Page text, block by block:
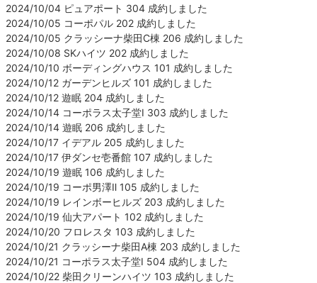
2024/10/04 ピュアポート 304 成約しました
2024/10/05 コーポパル 202 成約しました
2024/10/05 クラッシーナ柴田C棟 206 成約しました
2024/10/08 SKハイツ 202 成約しました
2024/10/10 ボーディングハウス 101 成約しました
2024/10/12 ガーデンヒルズ 101 成約しました
2024/10/12 遊眠 204 成約しました
2024/10/14 コーポラス太子堂Ⅰ 303 成約しました
2024/10/14 遊眠 206 成約しました
2024/10/17 イデアル 205 成約しました
2024/10/17 伊ダンセ壱番館 107 成約しました
2024/10/19 遊眠 106 成約しました
2024/10/19 コーポ男澤Ⅱ 105 成約しました
2024/10/19 レインボーヒルズ 203 成約しました
2024/10/19 仙大アパート 102 成約しました
2024/10/20 フロレスタ 103 成約しました
2024/10/21 クラッシーナ柴田A棟 203 成約しました
2024/10/21 コーポラス太子堂Ⅰ 504 成約しました
2024/10/22 柴田クリーンハイツ 103 成約しました